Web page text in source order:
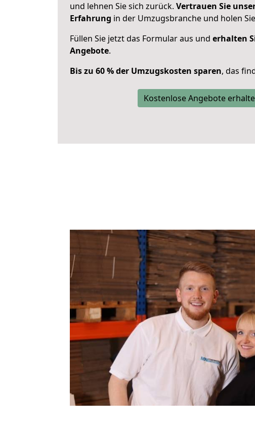
und lehnen Sie sich zurück. Vertrauen Sie
Erfahrung in der Umzugsbranche und holen
Füllen Sie jetzt das Formular aus und erhalten
Angebote.
Bis zu 60 % der Umzugskosten sparen, das
Kostenlose Angebote